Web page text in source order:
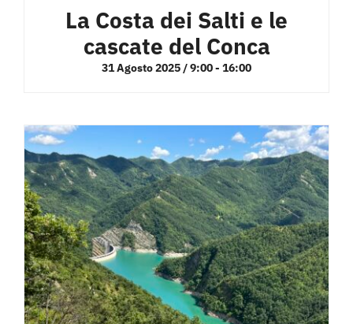
La Costa dei Salti e le
cascate del Conca
31 Agosto 2025 / 9:00- 16:00